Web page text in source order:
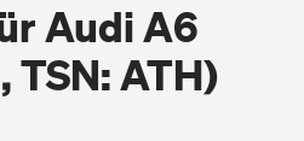
Audi A6
TSN: ATH)